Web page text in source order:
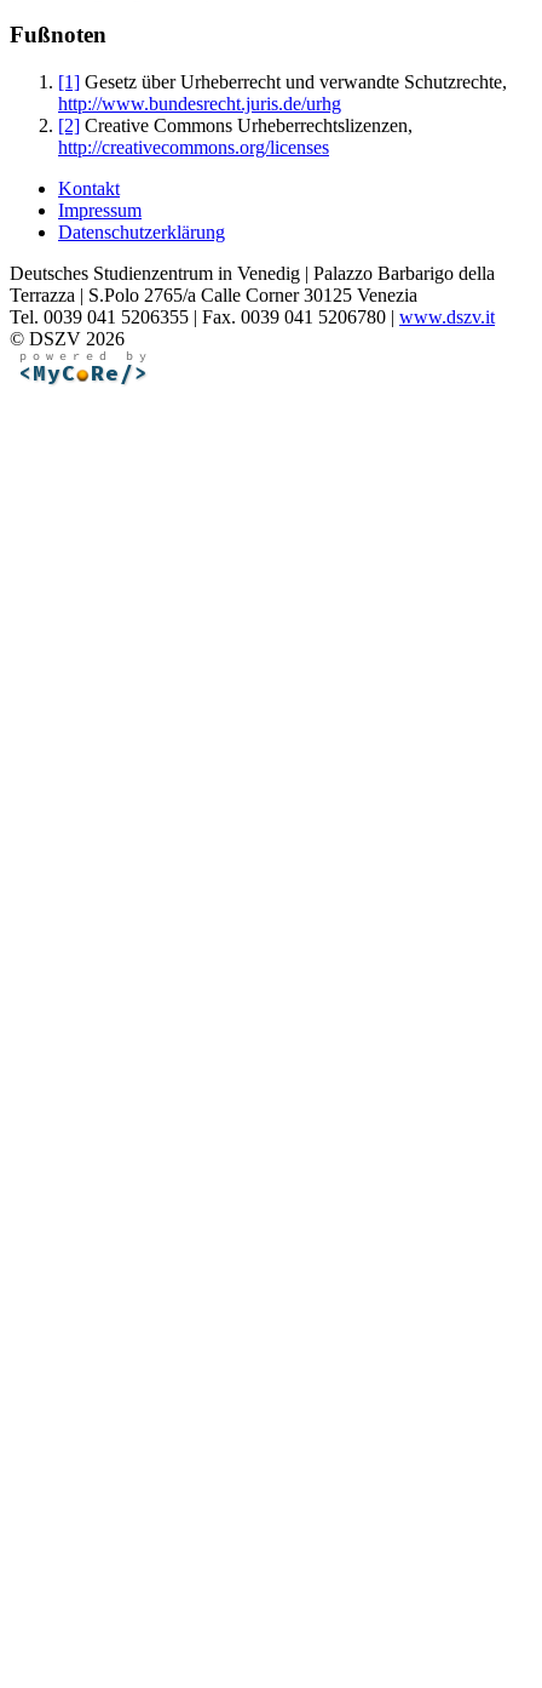
Fußnoten
[1] Gesetz über Urheberrecht und verwandte Schutzrechte,
http://www.bundesrecht.juris.de/urhg
[2] Creative Commons Urheberrechtslizenzen,
http://creativecommons.org/licenses
Kontakt
Impressum
Datenschutzerklärung
Deutsches Studienzentrum in Venedig | Palazzo Barbarigo della
Terrazza | S.Polo 2765/a Calle Corner 30125 Venezia
Tel. 0039 041 5206355 | Fax. 0039 041 5206780 | www.dszv.it
© DSZV 2026